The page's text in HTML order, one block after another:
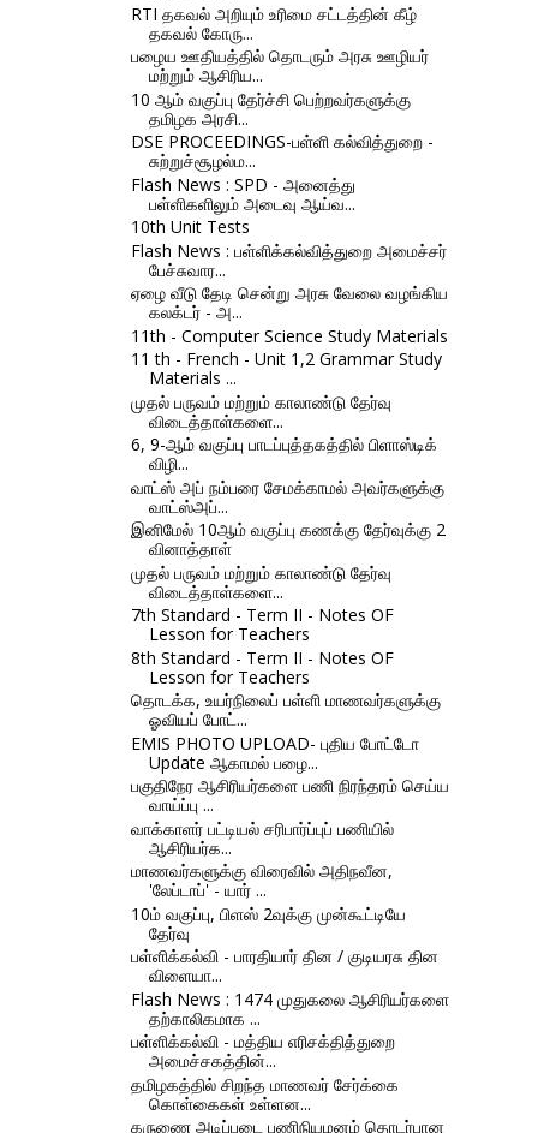
RTI தகவல் அறியும் உரிமை சட்டத்தின் கீழ்
தகவல் கோரு...
பழைய ஊதியத்தில் தொடரும் அரசு ஊழியர்
மற்றும் ஆசிரிய...
10 ஆம் வகுப்பு தேர்ச்சி பெற்றவர்களுக்கு
தமிழக அரசி...
DSE PROCEEDINGS-பள்ளி கல்வித்துறை -
சுற்றுச்சூழல்ம...
Flash News : SPD - அனைத்து
பள்ளிகளிலும் அடைவு ஆய்வ...
10th Unit Tests
Flash News : பள்ளிக்கல்வித்துறை அமைச்சர்
பேச்சுவார...
ஏழை வீடு தேடி சென்று அரசு வேலை வழங்கிய
கலக்டர் - அ...
11th - Computer Science Study Materials
11 th - French - Unit 1,2 Grammar Study
Materials ...
முதல் பருவம் மற்றும் காலாண்டு தேர்வு
விடைத்தாள்களை...
6, 9-ஆம் வகுப்பு பாடப்புத்தகத்தில் பிளாஸ்டிக்
விழி...
வாட்ஸ் அப் நம்பரை சேமக்காமல் அவர்களுக்கு
வாட்ஸ்அப்...
இனிமேல் 10ஆம் வகுப்பு கணக்கு தேர்வுக்கு 2
வினாத்தாள்
முதல் பருவம் மற்றும் காலாண்டு தேர்வு
விடைத்தாள்களை...
7th Standard - Term II - Notes OF
Lesson for Teachers
8th Standard - Term II - Notes OF
Lesson for Teachers
தொடக்க, உயர்நிலைப் பள்ளி மாணவர்களுக்கு
ஓவியப் போட்...
EMIS PHOTO UPLOAD- புதிய போட்டோ
Update ஆகாமல் பழை...
பகுதிநேர ஆசிரியர்களை பணி நிரந்தரம் செய்ய
வாய்ப்பு ...
வாக்காளர் பட்டியல் சரிபார்ப்புப் பணியில்
ஆசிரியர்க...
மாணவர்களுக்கு விரைவில் அதிநவீன,
'லேப்டாப்' - யார் ...
10ம் வகுப்பு, பிளஸ் 2வுக்கு முன்கூட்டியே
தேர்வு
பள்ளிக்கல்வி - பாரதியார் தின / குடியரசு தின
விளையா...
Flash News : 1474 முதுகலை ஆசிரியர்களை
தற்காலிகமாக ...
பள்ளிக்கல்வி - மத்திய எரிசக்தித்துறை
அமைச்சகத்தின்...
தமிழகத்தில் சிறந்த மாணவர் சேர்க்கை
கொள்கைகள் உள்ளன...
கருணை அடிப்படை பணிநியமனம் தொடர்பான